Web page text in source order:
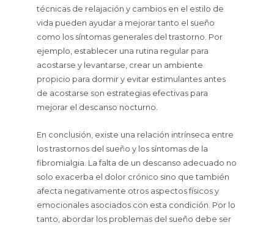
técnicas de relajación y cambios en el estilo de
vida pueden ayudar a mejorar tanto el sueño
como los síntomas generales del trastorno. Por
ejemplo, establecer una rutina regular para
acostarse y levantarse, crear un ambiente
propicio para dormir y evitar estimulantes antes
de acostarse son estrategias efectivas para
mejorar el descanso nocturno.
En conclusión, existe una relación intrínseca entre
los trastornos del sueño y los síntomas de la
fibromialgia. La falta de un descanso adecuado no
solo exacerba el dolor crónico sino que también
afecta negativamente otros aspectos físicos y
emocionales asociados con esta condición. Por lo
tanto, abordar los problemas del sueño debe ser